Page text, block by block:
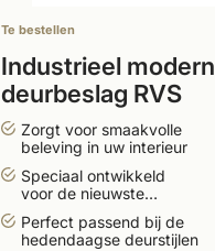
Te bestellen
Industrieel modern
deurbeslag RVS
16mm
Zorgt voor smaakvolle
beleving in uw interieur
Speciaal ontwikkeld
voor de nieuwste
Perfect passend bij de
hedendaagse deurstijlen